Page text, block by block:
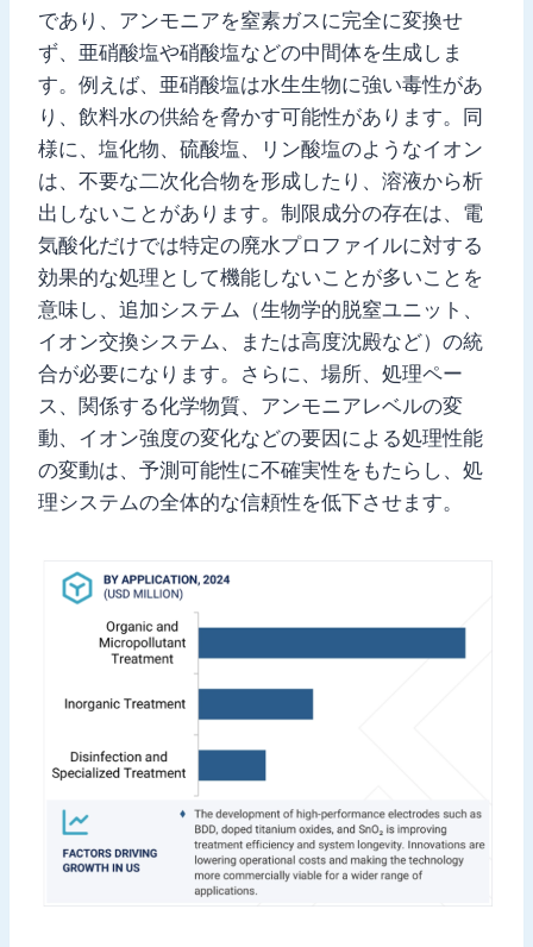
であり、アンモニアを窒素ガスに完全に変換せ
ず、亜硝酸塩や硝酸塩などの中間体を生成しま
す。例えば、亜硝酸塩は水生生物に強い毒性があ
り、飲料水の供給を脅かす可能性があります。同
様に、塩化物、硫酸塩、リン酸塩のようなイオン
は、不要な二次化合物を形成したり、溶液から析
出しないことがあります。制限成分の存在は、電
気酸化だけでは特定の廃水プロファイルに対する
効果的な処理として機能しないことが多いことを
意味し、追加システム（生物学的脱窒ユニット、
イオン交換システム、または高度沈殿など）の統
合が必要になります。さらに、場所、処理ペー
ス、関係する化学物質、アンモニアレベルの変
動、イオン強度の変化などの要因による処理性能
の変動は、予測可能性に不確実性をもたらし、処
理システムの全体的な信頼性を低下させます。